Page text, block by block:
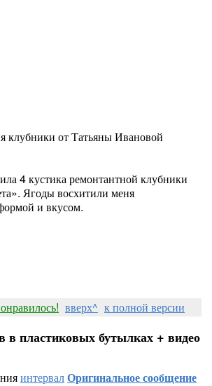
от Татьяны Ивановой
4 кустика ремонтантной клубники
Ягоды восхитили меня
и вкусом.
вверх^ к полной версии
в пластиковых бутылках + видео
интервалОригинальное сообщение